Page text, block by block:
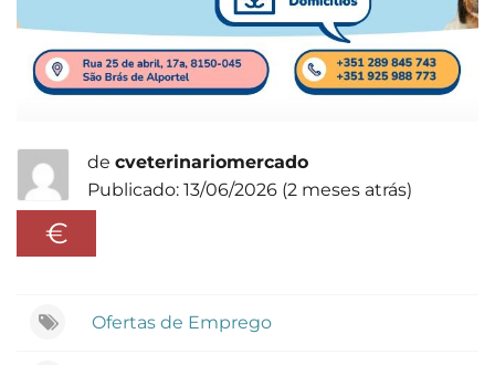
de cveterinariomercado
Publicado: 13/06/2026 (2 meses atrás)
€
Ofertas de Emprego